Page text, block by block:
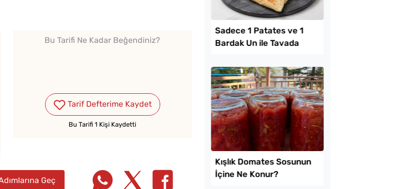
Bu Tarifi Ne Kadar Beğendiniz?
Tarif Defterime Kaydet
Bu Tarifi 1 Kişi Kaydetti
Geç
Parmak Yediren Meze Tavada Kolay Patatesli